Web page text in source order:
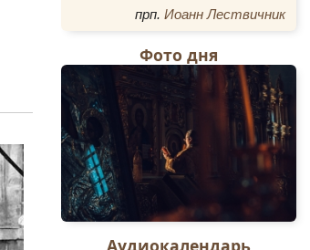
прп. Иоанн Лествичник
Фото дня
Аудиокалендарь